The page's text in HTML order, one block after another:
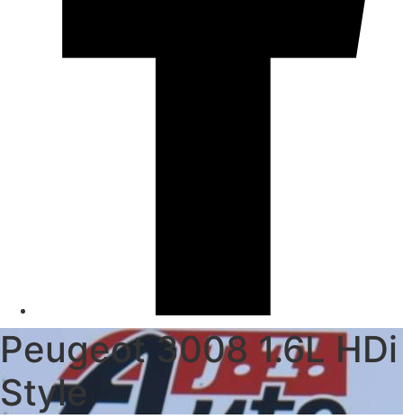
Peugeot 3008 1.6L HDi
Style